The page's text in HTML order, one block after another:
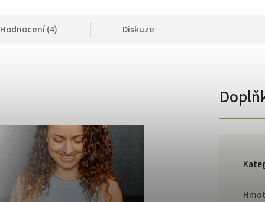
Hodnocení (4) Diskuze